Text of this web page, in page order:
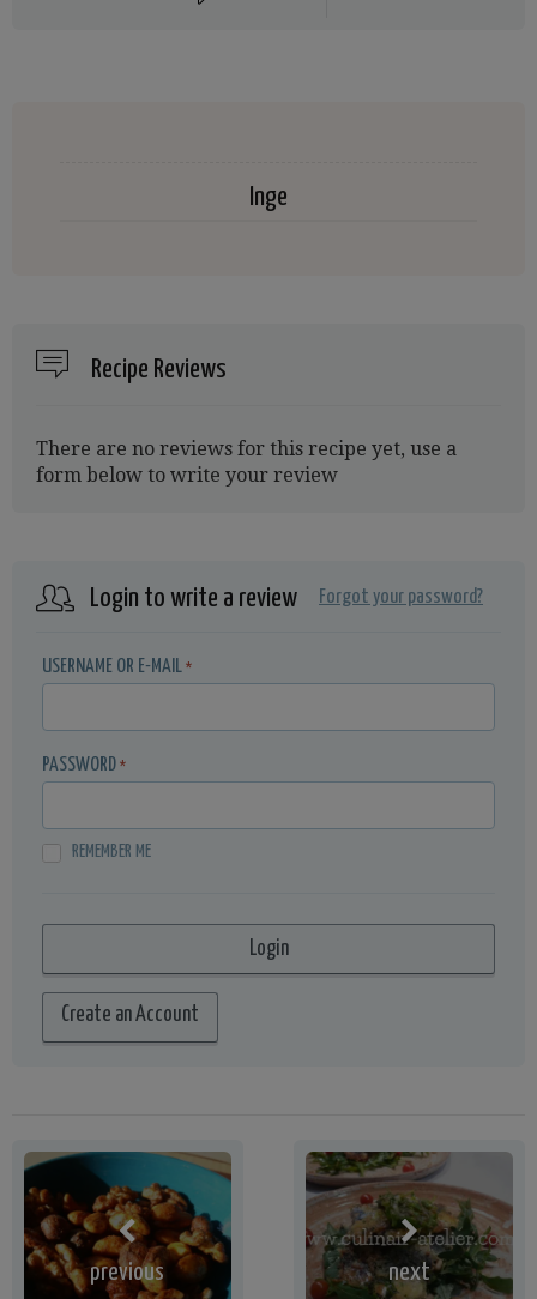
Inge
Recipe Reviews
There are no reviews for this recipe yet, use a
form below to write your review
Login to write a review Forgot your password?
USERNAME OR E-MAIL *
PASSWORD *
REMEMBER ME
Create an Account
previous next